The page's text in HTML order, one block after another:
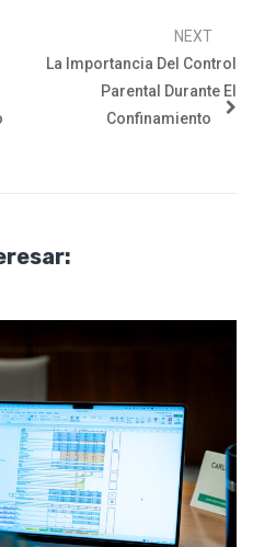
NEXT
La Importancia Del Control
Parental Durante El
Confinamiento